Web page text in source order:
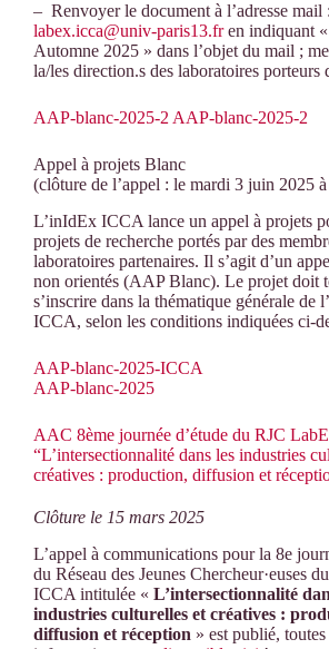
– Renvoyer le document à l’adresse mail :
labex.icca@univ-paris13.fren indiquant
Automne 2025 » dans l’objet du mail ;
la/les direction.s des laboratoires porteurs
AAP-blanc-2025-2 AAP-blanc-2025-2
Appel à projets Blanc
(clôture de l’appel : le mardi 3 juin 2025
L’inIdEx ICCA lance un appel à projets
projets de recherche portés par des
laboratoires partenaires. Il s’agit d’un
non orientés (AAP Blanc). Le projet doit
s’inscrire dans la thématique générale de
ICCA, selon les conditions indiquées ci-
AAP-blanc-2025-ICCA
AAP-blanc-2025
AAC 8ème journée d’étude du RJC
“L’intersectionnalité dans les industries
créatives : production, diffusion et
Clôture le 15 mars 2025
L’appel à communications pour la 8e
du Réseau des Jeunes Chercheur·euses
ICCA intitulée « L’intersectionnalité
industries culturelles et créatives :
diffusion et réception » est publié, toutes